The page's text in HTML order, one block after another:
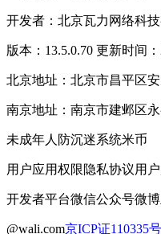
开发者：北京瓦力网络科
版本：13.5.0.70 更新时间
北京地址：北京市昌平区
南京地址：南京市建邺区
未成年人防沉迷系统米币
用户应用权限隐私协议用
开发者平台微信公众号微
@wali.com京ICP证110335号